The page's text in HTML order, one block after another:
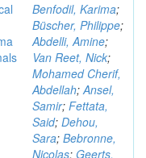
Benfodil, Karima;
Büscher, Philippe;
Abdelli, Amine;
Van Reet, Nick;
Mohamed Cherif,
Abdellah;Ansel,
Samir; Fettata,
Said; Dehou,
Sara; Bebronne,
Nicolas; Geerts,